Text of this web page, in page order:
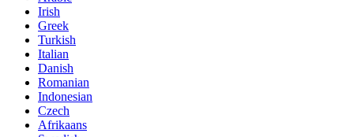
Irish
Greek
Turkish
Italian
Danish
Romanian
Indonesian
Czech
Afrikaans